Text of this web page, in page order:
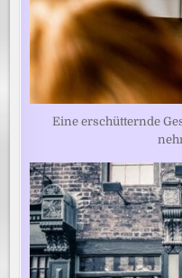
Eine erschütternde